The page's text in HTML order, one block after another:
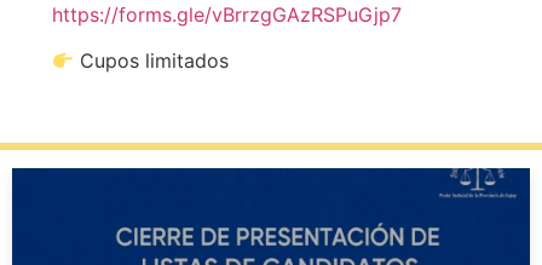
https://forms.gle/vBrrzgGAzRSPuGjp7
Cupos limitados